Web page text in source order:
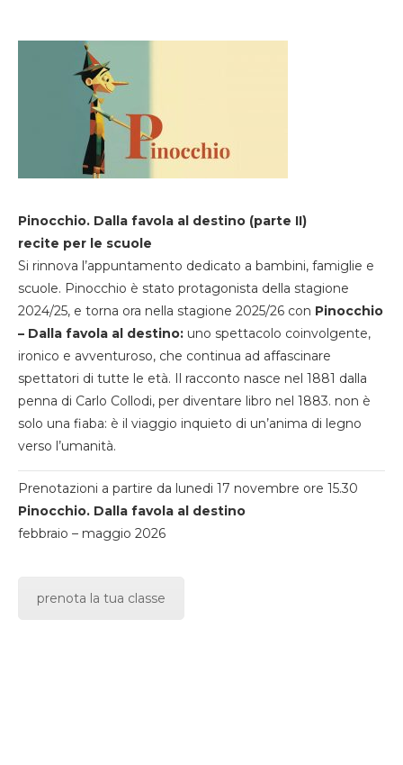
Pinocchio. Dalla favola al destino (parte II)
recite per le scuole
Si rinnova l’appuntamento dedicato a bambini, famiglie e
scuole. Pinocchio è stato protagonista della stagione
2024/25, e torna ora nella stagione 2025/26 con Pinocchio
– Dalla favola al destino: uno spettacolo coinvolgente,
ironico e avventuroso, che continua ad affascinare
spettatori di tutte le età. Il racconto nasce nel 1881 dalla
penna di Carlo Collodi, per diventare libro nel 1883. non è
solo una fiaba: è il viaggio inquieto di un’anima di legno
verso l’umanità.
Prenotazioni a partire da lunedi 17 novembre ore 15.30
Pinocchio. Dalla favola al destino
febbraio – maggio 2026
prenota la tua classe